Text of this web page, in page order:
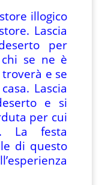
illogico
Lascia
per
se ne è
e se
Lascia
e si
per cui
La festa
di questo